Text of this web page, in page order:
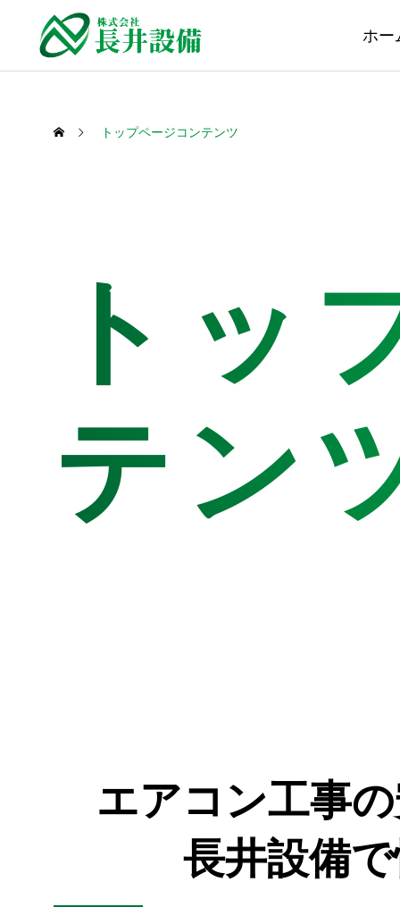
ホー
トップページコンテンツ
トッ
テン
エアコン工事の
長井設備